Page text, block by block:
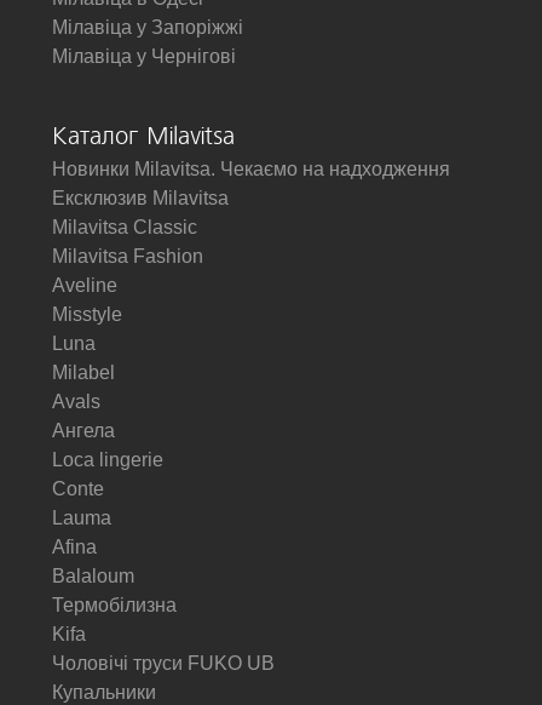
Мілавіца у Запоріжжі
Мілавіца у Чернігові
Каталог Milavitsa
Новинки Milavitsa. Чекаємо на надходження
Ексклюзив Milavitsa
Milavitsa Classic
Milavitsa Fashion
Aveline
Misstyle
Luna
Milabel
Avals
Ангела
Loca lingerie
Conte
Lauma
Afina
Balaloum
Термобілизна
Kifa
Чоловічі труси FUKO UB
Купальники